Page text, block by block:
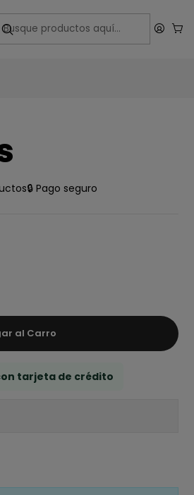
🔒 Pago seguro
al Carro
tarjeta de crédito